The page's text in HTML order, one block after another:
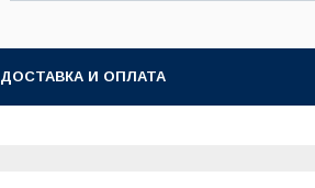
ДОСТАВКА И ОПЛАТА